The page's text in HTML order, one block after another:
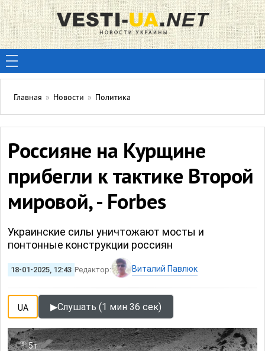
Главная » Новости » Политика
Россияне на Курщине
прибегли к тактике Второй
мировой, - Forbes
Украинские силы уничтожают мосты и
понтонные конструкции россиян
18-01-2025, 12:43 Редактор: Виталий Павлюк
UA ▶Слушать (1 мин 36 сек)
5т